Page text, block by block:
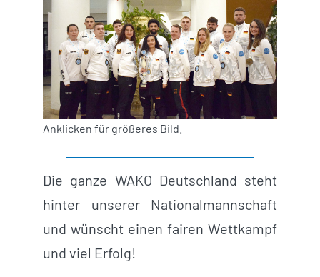
Anklicken für größeres Bild.
Die ganze WAKO Deutschland steht
hinter unserer Nationalmannschaft
und wünscht einen fairen Wettkampf
und viel Erfolg!